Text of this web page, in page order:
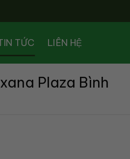
TỨC LIÊN HỆ
Plaza Bình